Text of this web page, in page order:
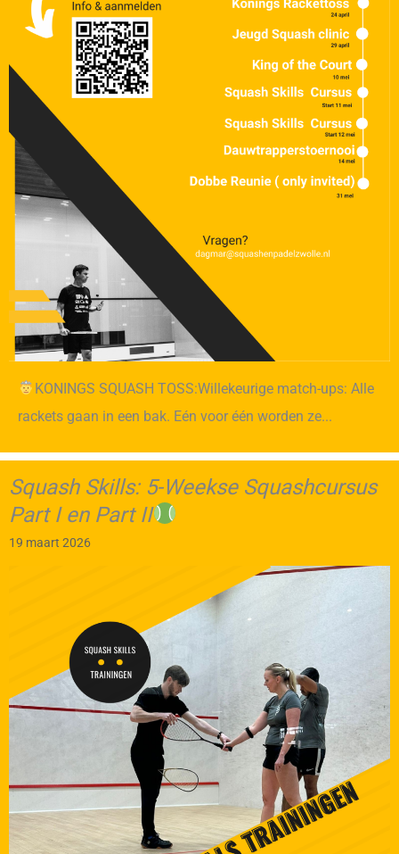
KONINGS SQUASH TOSS:Willekeurige match-ups: Alle
rackets gaan in een bak. Eén voor één worden ze...
Squash Skills: 5-Weekse Squashcursus
Part I en Part II
19 maart 2026